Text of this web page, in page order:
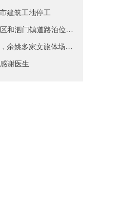
建筑工地停工
台风影响期间，城区和泗门镇道路泊位暂停收费
台风“白海豚”来袭，余姚多家文旅体场所临时关停
谢医生